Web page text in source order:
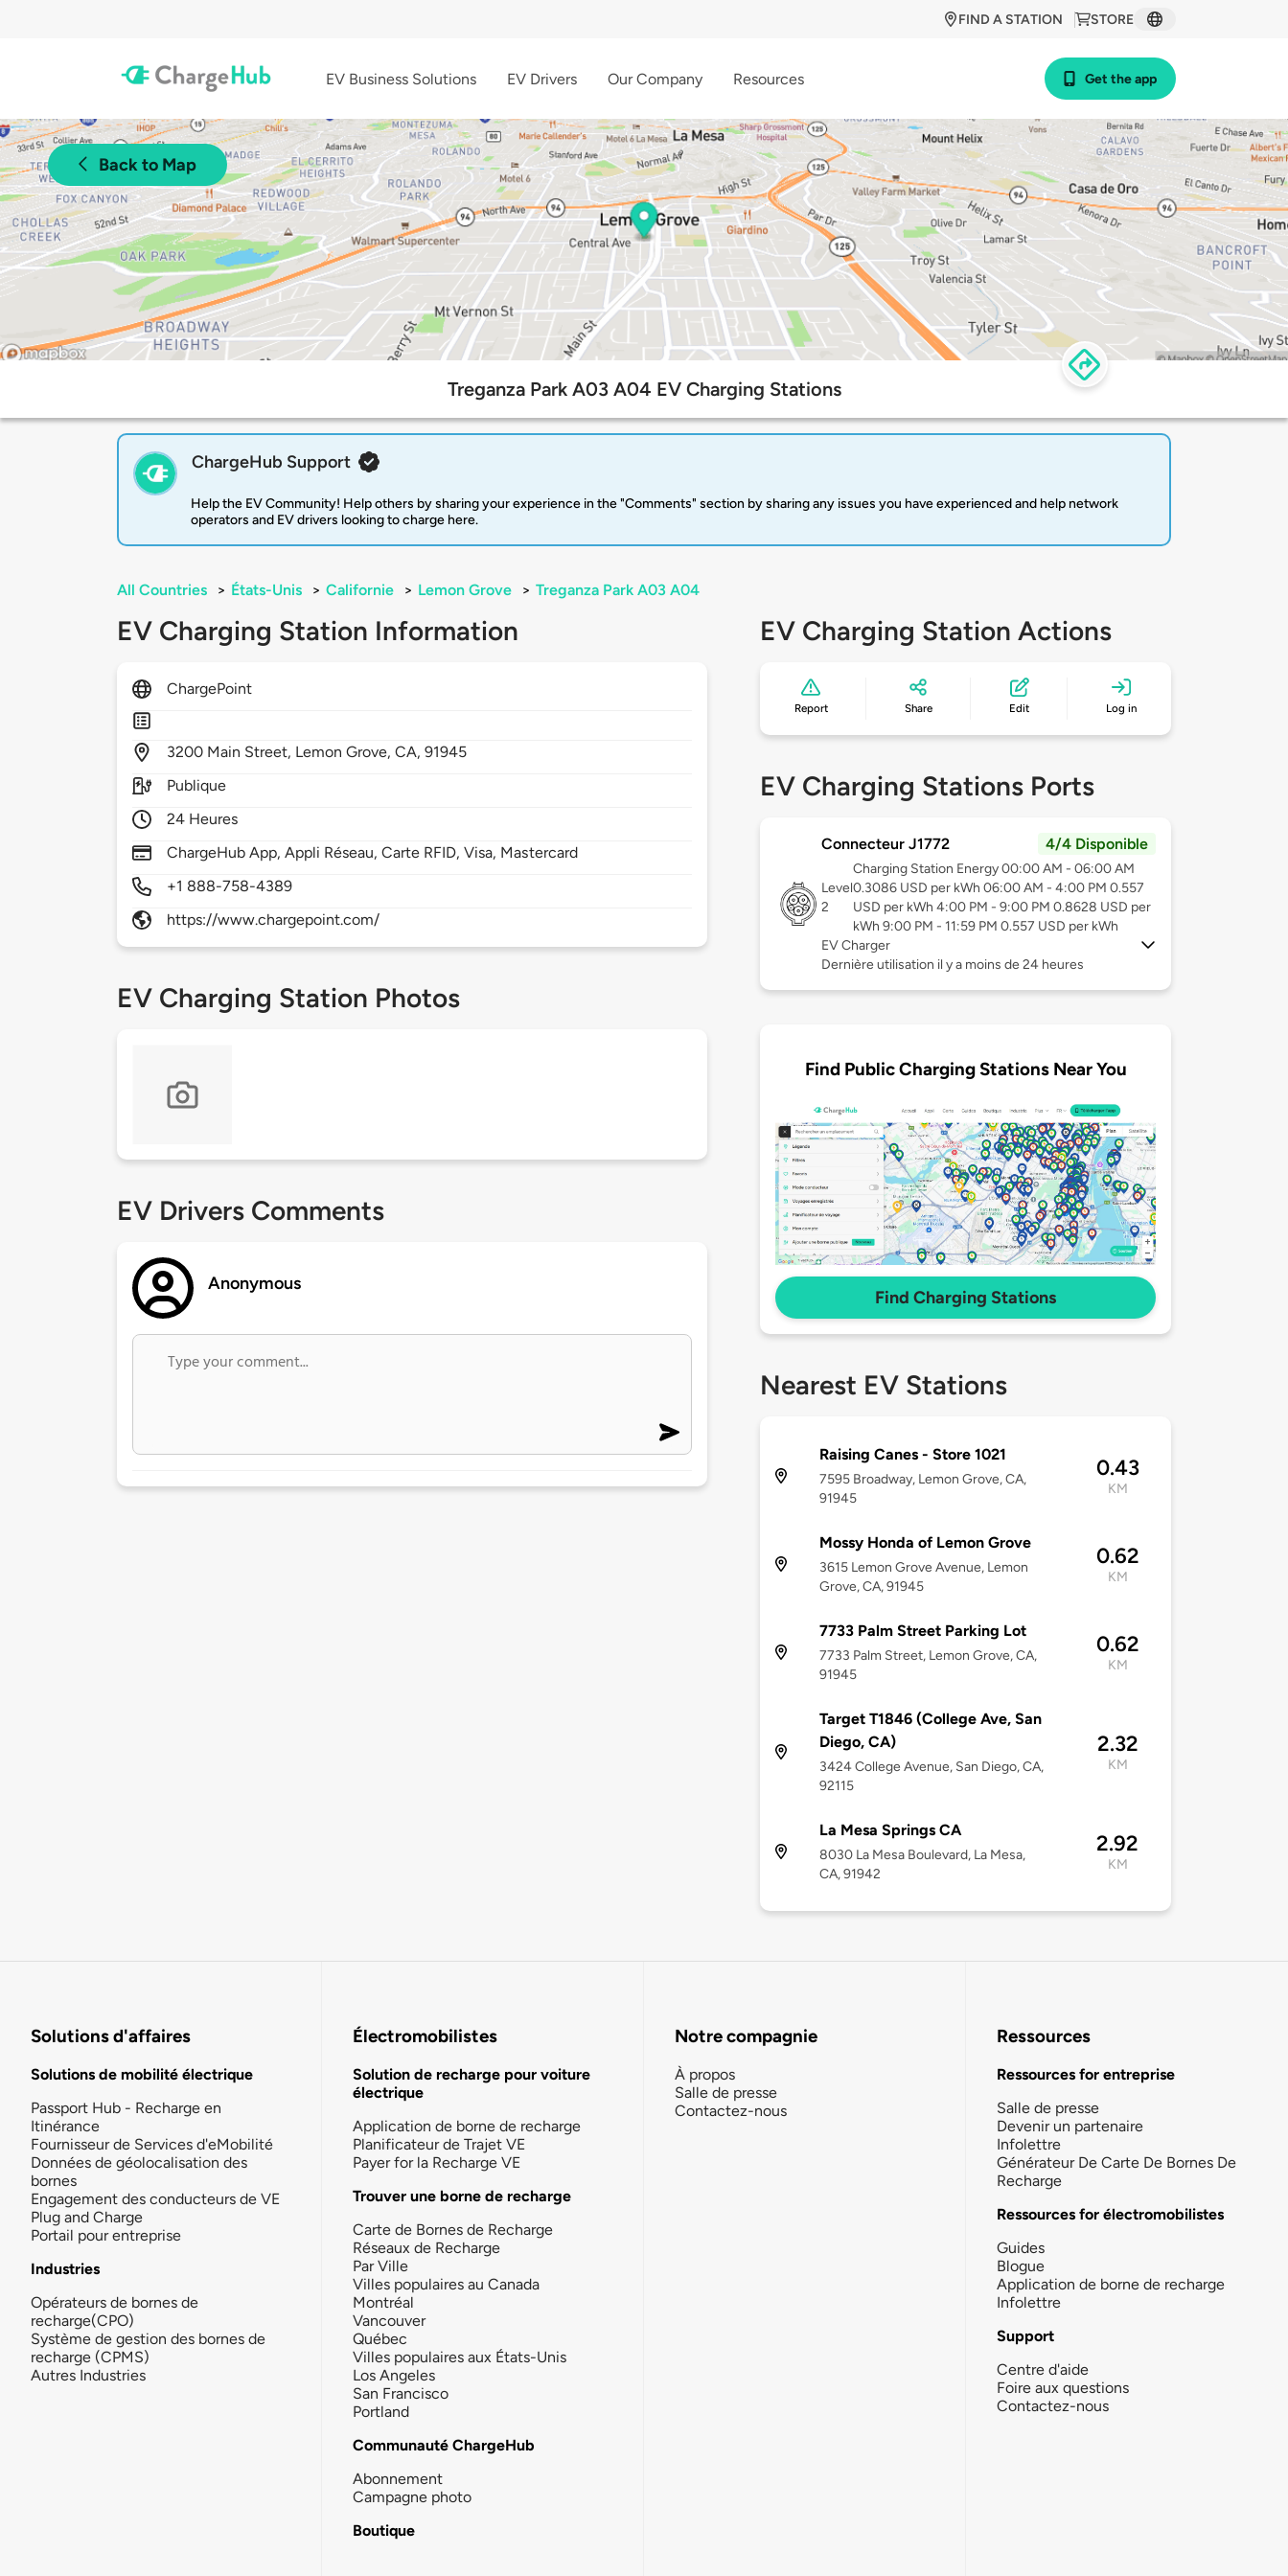
STORE
FIND A STATION
EV Business Solutions EV Drivers Our Company Resources Get the app
Back to Map
Treganza Park A03 A04 EV Charging Stations
ChargeHub Support
Help the EV Community! Help others by sharing your experience in the "Comments" section by sharing any issues you have experienced and help network
operators and EV drivers looking to charge here.
All Countries > États-Unis > Californie > Lemon Grove > Treganza Park A03 A04
EV Charging Station Information
ChargePoint
3200 Main Street, Lemon Grove,CA,91945
Publique
24 Heures
ChargeHub App, Appli Réseau, Carte RFID, Visa, Mastercard
+1 888-758-4389
https://www.chargepoint.com/
EV Charging Station Photos
EV Drivers Comments
Anonymous
EV Charging Station Actions
Report Share Edit Log in
EV Charging Stations Ports
Connecteur J1772 4/4 Disponible
Level
2
Charging Station Energy 00:00 AM - 06:00 AM
0.3086 USD per kWh 06:00 AM - 4:00 PM 0.557
USD per kWh 4:00 PM - 9:00 PM 0.8628 USD per
kWh 9:00 PM - 11:59 PM 0.557 USD per kWh
EV Charger
Dernière utilisation il y a moins de 24 heures
Find Public Charging Stations Near You
Find Charging Stations
Nearest EV Stations
Raising Canes - Store 1021
7595 Broadway, Lemon Grove, CA,
91945
0.43
KM
Mossy Honda of Lemon Grove
3615 Lemon Grove Avenue, Lemon
Grove, CA, 91945
0.62
KM
7733 Palm Street Parking Lot
7733 Palm Street, Lemon Grove, CA,
91945
0.62
KM
Target T1846 (College Ave, San
Diego, CA)
3424 College Avenue, San Diego, CA,
92115
2.32
KM
La Mesa Springs CA
8030 La Mesa Boulevard, La Mesa,
CA, 91942
2.92
KM
Solutions d'affaires
Solutions de mobilité électrique
Passport Hub - Recharge en
Itinérance
Fournisseur de Services d'eMobilité
Données de géolocalisation des
bornes
Engagement des conducteurs de VE
Plug and Charge
Portail pour entreprise
Industries
Opérateurs de bornes de
recharge(CPO)
Système de gestion des bornes de
recharge (CPMS)
Autres Industries
Électromobilistes
Solution de recharge pour voiture
électrique
Application de borne de recharge
Planificateur de Trajet VE
Payer for la Recharge VE
Trouver une borne de recharge
Carte de Bornes de Recharge
Réseaux de Recharge
Par Ville
Villes populaires au Canada
Montréal
Vancouver
Québec
Villes populaires aux États-Unis
Los Angeles
San Francisco
Portland
Communauté ChargeHub
Abonnement
Campagne photo
Boutique
Notre compagnie
À propos
Salle de presse
Contactez-nous
Ressources
Ressources for entreprise
Salle de presse
Devenir un partenaire
Infolettre
Générateur De Carte De Bornes De
Recharge
Ressources for électromobilistes
Guides
Blogue
Application de borne de recharge
Infolettre
Support
Centre d'aide
Foire aux questions
Contactez-nous